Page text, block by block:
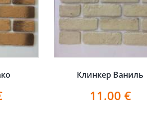
Клинкер Ваниль
11.00 €